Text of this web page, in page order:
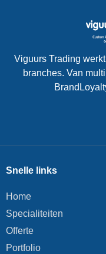
Snelle links
Home
Specialiteiten
Offerte
Portfolio
Viguurs Trading
branches. Van